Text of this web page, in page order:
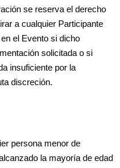
se reserva el derecho
a cualquier Participante
el Evento si dicho
solicitada o si
insuficiente por la
discreción.
persona menor de
la mayoría de edad